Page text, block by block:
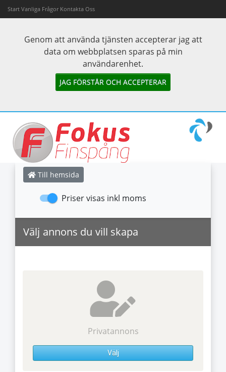
Start Vanliga Frågor Kontakta Oss
Genom att använda tjänsten accepterar jag att
data om webbplatsen sparas på min
användarenhet.
JAG FÖRSTÅR OCH ACCEPTERAR
Till hemsida
Priser visas inkl moms
Välj annons du vill skapa
Privatannons
Välj